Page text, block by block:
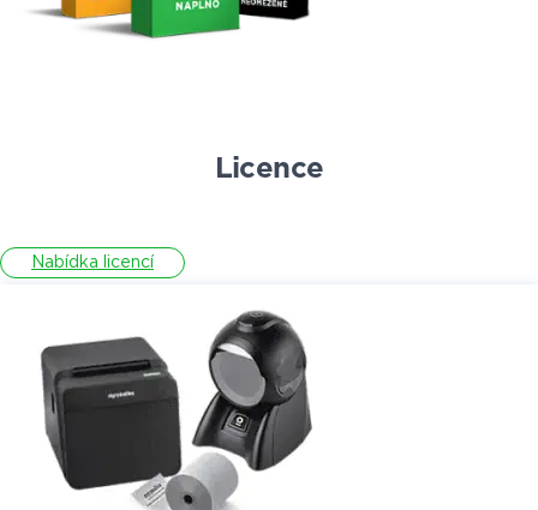
Licence
Nabídka licencí